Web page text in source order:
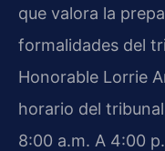
que valora la
formalidades del
Honorable Lorrie
horario del
8:00 a.m. A 4:00